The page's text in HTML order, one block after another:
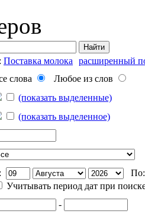
Найти
Поставка молока
расширенный
слова
Любое из слов
(показать выделенные)
(показать выделенное)
Учитывать период дат при
-